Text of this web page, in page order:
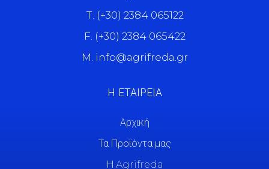
Τ. (+30) 2384 065122
F. (+30) 2384 065422
M. info@agrifreda.gr
Η ΕΤΑΙΡΕΙΑ
Αρχική
Τα Προϊόντα μας
Η Agrifreda